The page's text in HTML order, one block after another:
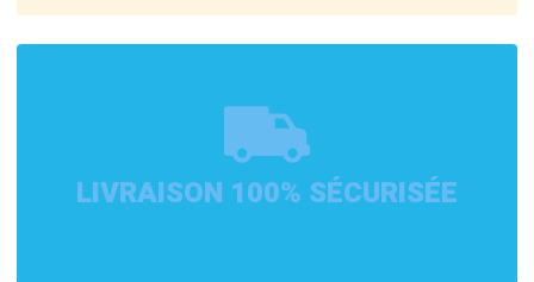
LIVRAISON 100% SÉCURISÉE